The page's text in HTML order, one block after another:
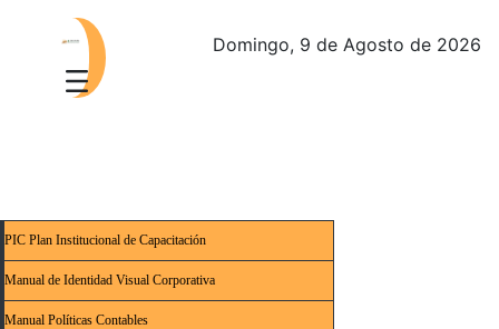
Domingo, 9 de Agosto de 2026
PIC Plan Institucional de Capacitación
Manual de Identidad Visual Corporativa
Manual Políticas Contables